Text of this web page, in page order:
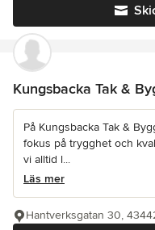
Kungsbacka Tak &
På Kungsbacka Tak &
fokus på trygghet och
vi alltid l...
Läs mer
Hantverksgatan 30,